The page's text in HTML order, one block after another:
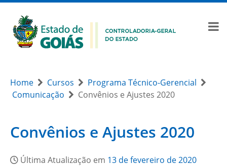
Home Cursos
Programa Técnico-Gerencial
Comunicação
Convênios e Ajustes 2020
Convênios e Ajustes 2020
Última Atualização em 13 de fevereiro de 2020